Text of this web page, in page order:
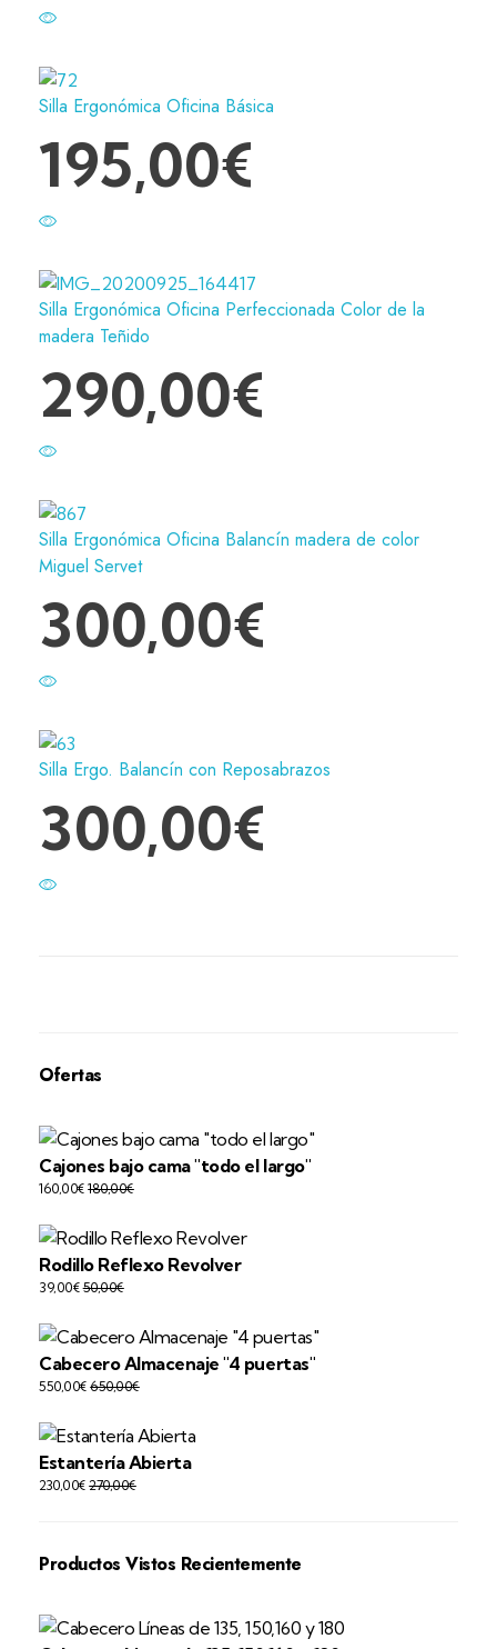
Silla Ergonómica Oficina Básica
195,00€
Silla Ergonómica Oficina Perfeccionada Color de la
madera Teñido
290,00€
Silla Ergonómica Oficina Balancín madera de color
Miguel Servet
300,00€
Silla Ergo. Balancín con Reposabrazos
300,00€
Ofertas
Cajones bajo cama "todo el largo"
160,00€ 180,00€
Rodillo Reflexo Revolver
39,00€50,00€
Cabecero Almacenaje "4 puertas"
550,00€ 650,00€
Estantería Abierta
230,00€ 270,00€
Productos Vistos Recientemente